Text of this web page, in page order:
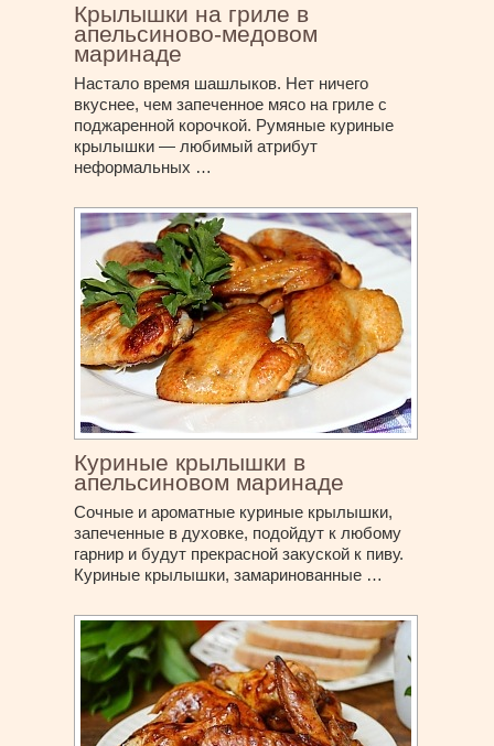
Крылышки на гриле в
апельсиново-медовом
маринаде
Настало время шашлыков. Нет ничего
вкуснее, чем запеченное мясо на гриле с
поджаренной корочкой. Румяные куриные
крылышки — любимый атрибут
неформальных …
Куриные крылышки в
апельсиновом маринаде
Сочные и ароматные куриные крылышки,
запеченные в духовке, подойдут к любому
гарнир и будут прекрасной закуской к пиву.
Куриные крылышки, замаринованные …